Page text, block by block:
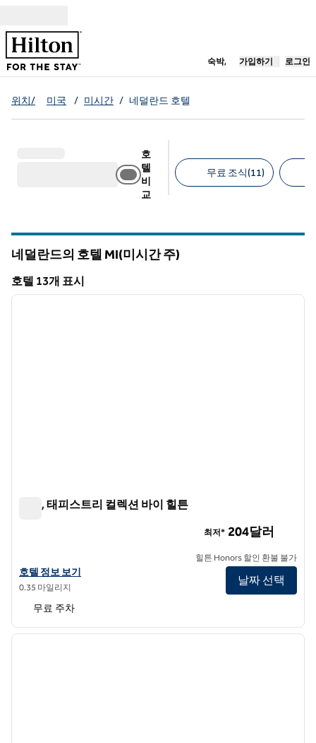
숙박,새 탭 열림
가입하기 로그인
위치/ 미국 / 미시간 / 네덜란드 호텔
호
텔
비
교
무료 조식(11)
네덜란드의 호텔 MI(미시간 주)
호텔 13개 표시
호텔 13개 표시
1/11
다음
튀립, 태피스트리 컬렉션 바이 힐튼
Tulyp, 태피스트리 컬렉션 바이 힐튼의 호텔 정보 보기
호텔 정보 보기
0.35 마일리지
최저* 204달러
힐튼 Honors 할인 환불 불가
날짜 선택
무료 주차
1/12
다음